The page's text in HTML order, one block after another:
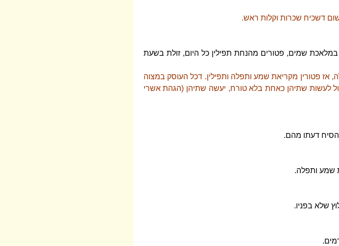
דשכיח שכרות וקלות ראש.
במלאכת שמים, פטורים מהנחת תפילין כל היום, זולת בשעת
פטורין מקריאת שמע ותפלה ותפילין. דכל העוסק במצוה
לעשות שתיהן כאחת בלא טורח, יעשה שתיהן (הגהת אשרי
דעתו מהם.
שמע ותפלה.
שלא בפניו.